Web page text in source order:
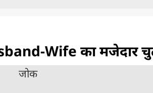
Wife का मजेदार